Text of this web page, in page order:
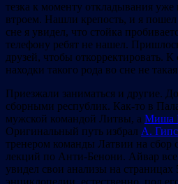
тезка к моменту откладывания
втроем. Нашли крепость, и я
сне я увидел, что стойка
телефону ребят не нашел.
друзей, чтобы откорректировать. К
находки такого рода во сне не
Приезжали заниматься и другие.
сборными республик. Как-то в
мужской командой Литвы, а Миша
Оригинальный путь избрал А.
тренером команды Латвии на сбор
лекций по Анти-Бенони. Айвар
увидел свои анализы на